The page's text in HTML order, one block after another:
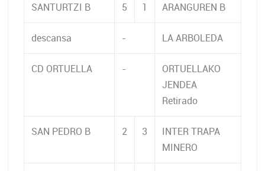
SANTURTZI B 5 1 ARANGUREN B
descansa - LA ARBOLEDA
CD ORTUELLA -
ORTUELLAKO
JENDEA
Retirado
SAN PEDRO B 2 3
INTER TRAPA
MINERO